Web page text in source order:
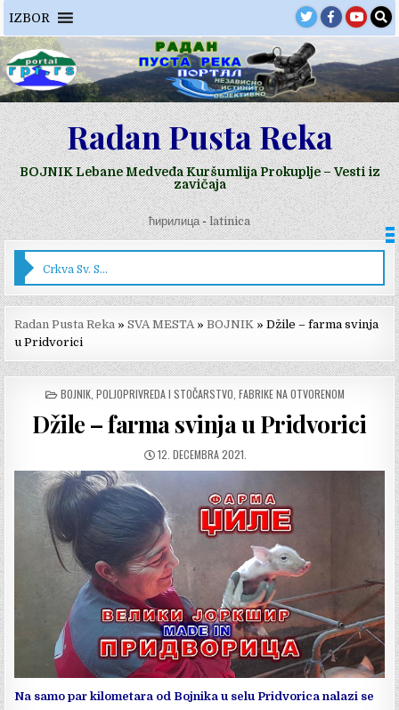
to
content
IZBOR
Radan Pusta Reka
BOJNIK Lebane Medveđa Kuršumlija Prokuplje – Vesti iz
zavičaja
ћирилица-latinica
Radan Pusta Reka »SVA MESTA »BOJNIK »Džile – farma svinja
u Pridvorici
POSTED
BOJNIK POLJOPRIVREDA I STOČARSTVO FABRIKE NA OTVORENOM
Džile – farma svinja u Pridvorici
DATUM
OBJAVLJIVANJA:
12. DECEMBRA 2021.
Na samo par kilometara od Bojnika u selu Pridvorica nalazi se